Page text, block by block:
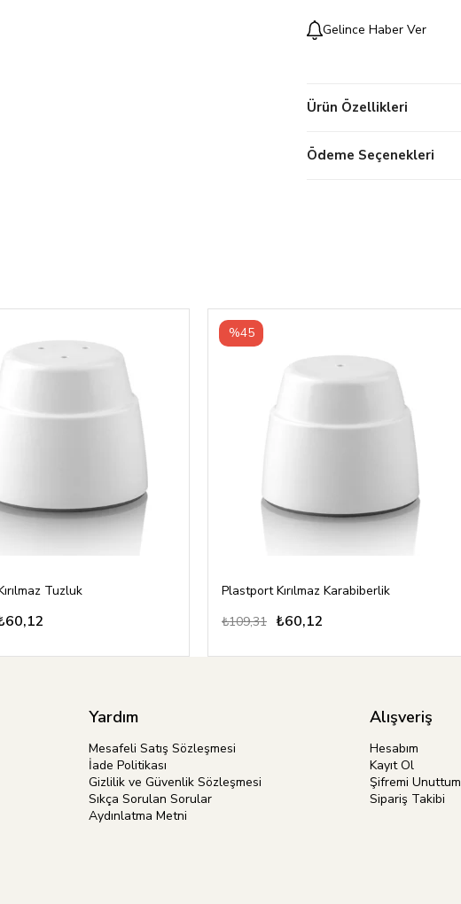
Gelince Haber Ver
Ürün Özellikleri
Ödeme Seçenekleri
Tuzluk Plastport Kırılmaz Karabiberlik
₺60,12
₺109,31
%45
Yardım
Mesafeli Satış Sözleşmesi
İade Politikası
Gizlilik ve Güvenlik Sözleşmesi
Sıkça Sorulan Sorular
Aydınlatma Metni
Alışveriş
Hesabım
Kayıt Ol
Şifremi Unuttum
Sipariş Takibi